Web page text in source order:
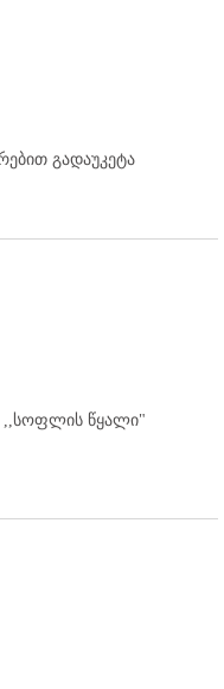
გადაუკეტა
,,სოფლის წყალი"